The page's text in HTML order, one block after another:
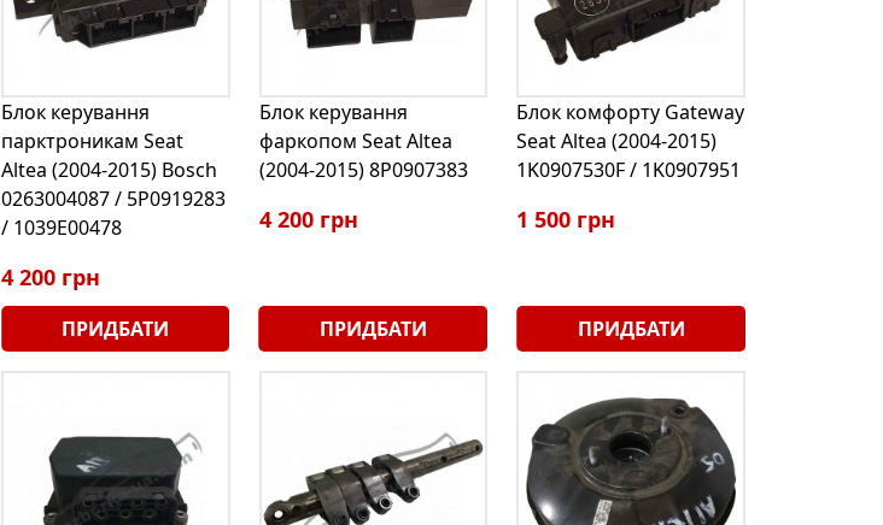
Блок керування
парктроникам Seat
Altea (2004-2015) Bosch
0263004087 / 5P0919283
/ 1039E00478
4 200 грн
ПРИДБАТИ
Блок керування
фаркопом Seat Altea
(2004-2015) 8P0907383
4 200 грн
ПРИДБАТИ
Блок комфорту Gateway
Seat Altea (2004-2015)
1K0907530F / 1K0907951
1 500 грн
ПРИДБАТИ